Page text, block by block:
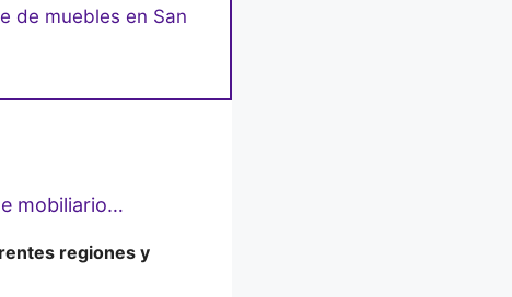
de muebles en San
mobiliario…
regiones y